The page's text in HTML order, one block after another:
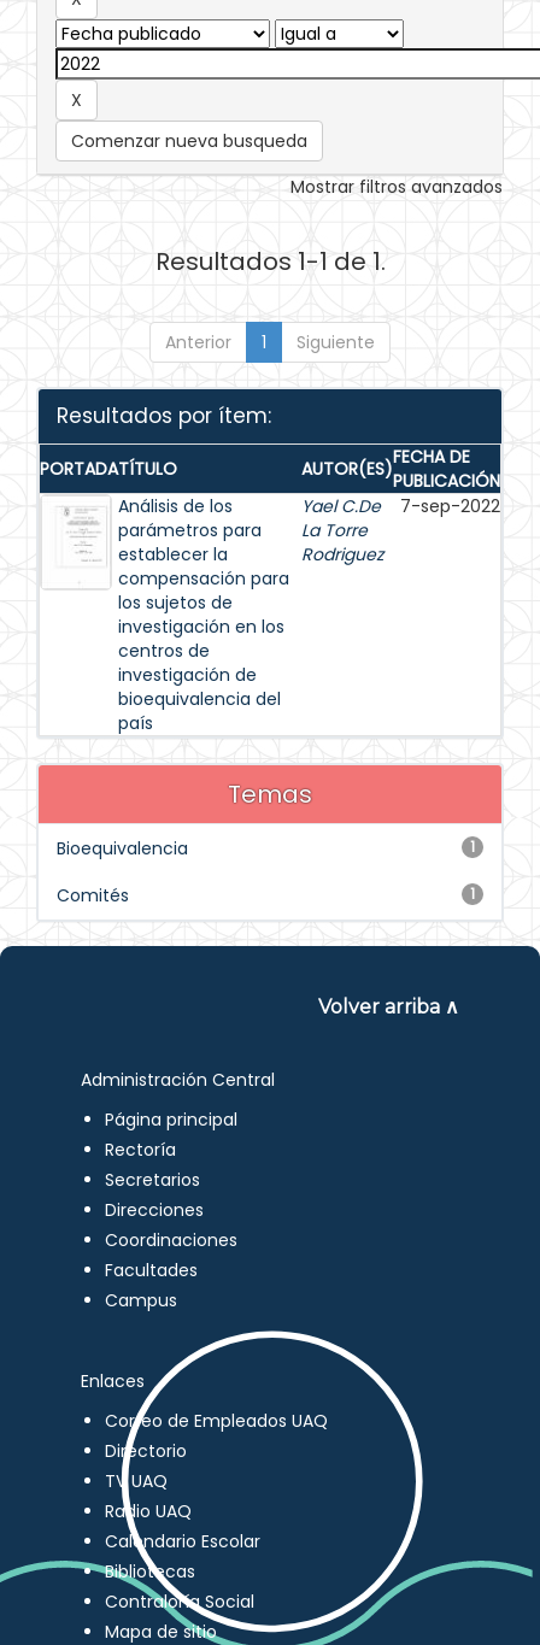
Comenzar nueva busqueda
Mostrar filtros avanzados
Resultados 1-1 de 1.
Anterior 1 Siguiente
Resultados por ítem:
PORTADATÍTULO AUTOR(ES)FECHA DE
PUBLICACIÓN
Análisis de los
parámetros para
establecer la
compensación para
los sujetos de
investigación en los
centros de
investigación de
bioequivalencia del
país
Yael C.De
La Torre
Rodriguez
7-sep-2022
Temas
1
Bioequivalencia
1
Comités
Volver arriba ∧
Administración Central
Página principal
Rectoría
Secretarios
Direcciones
Coordinaciones
Facultades
Campus
Enlaces
Correo de Empleados UAQ
Directorio
TV UAQ
Radio UAQ
Calendario Escolar
Bibliotecas
Contraloría Social
Mapa de sitio